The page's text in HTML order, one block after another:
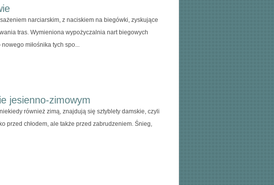
narciarskim, z naciskiem na biegówki, zyskujące
tras. Wymieniona wypożyczalnia nart biegowych
miłośnika tych spo...
jesienno-zimowym
również zimą, znajdują się sztyblety damskie, czyli
przed chłodem, ale także przed zabrudzeniem. Śnieg,